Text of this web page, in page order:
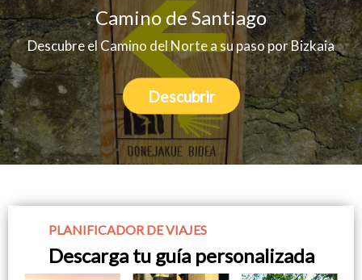
Camino de Santiago
Descubre el Camino del Norte a su paso por Bizkaia
Descubrir
PLANIFICADOR DE VIAJES
Descarga tu guía personalizada